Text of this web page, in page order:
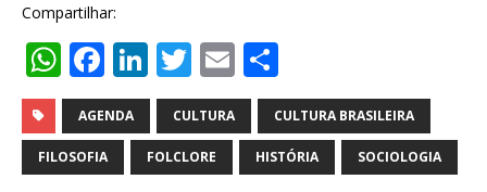
Compartilhar:
W
h
at
s
F
a
c
e
Li
n
k
e
T
w
it
te
E
m
ai
l
h
ar
e
AGENDA CULTURA CULTURA BRASILEIRA
FILOSOFIA FOLCLORE HISTÓRIA SOCIOLOGIA